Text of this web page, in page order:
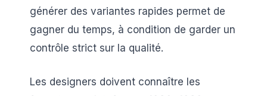
générer des variantes rapides permet de
gagner du temps, à condition de garder un
contrôle strict sur la qualité.
Les designers doivent connaître les